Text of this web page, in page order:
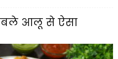
आलू से ऐसा